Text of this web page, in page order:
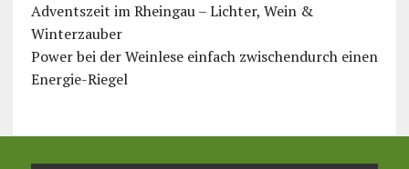
Adventszeit im Rheingau – Lichter, Wein &
Winterzauber
Power bei der Weinlese einfach zwischendurch einen
Energie-Riegel